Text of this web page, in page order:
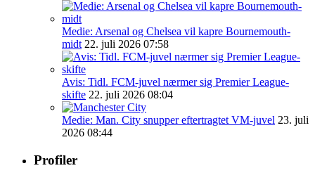
Medie: Arsenal og Chelsea vil kapre Bournemouth-
midt 22. juli 2026 07:58
Avis: Tidl. FCM-juvel nærmer sig Premier League-
skifte 22. juli 2026 08:04
Medie: Man. City snupper eftertragtet VM-juvel 23. juli
2026 08:44
Profiler